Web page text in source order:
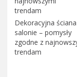
Dekoracyjna
salonie – pomysły
zgodne z
trendam